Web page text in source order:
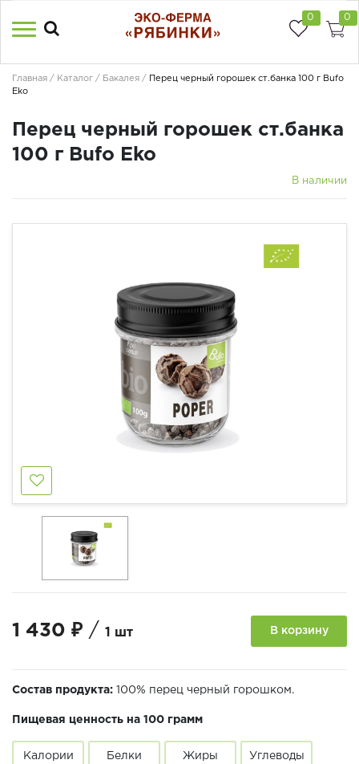
0 0
Главная Каталог Бакалея
Перец черный горошек ст.банка 100 г Bufo
Eko
Перец черный горошек ст.банка
100 г Bufo Eko
В наличии
1 430 ₽ / 1 шт В корзину
Состав продукта: 100% перец черный горошком.
Пищевая ценность на 100 грамм
Калории
Белки
Жиры
Углеводы